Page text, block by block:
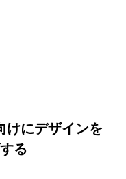
けにデザインを
る